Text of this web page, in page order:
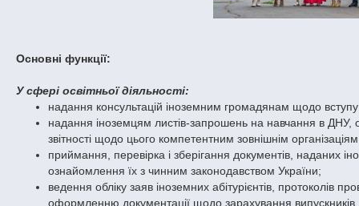
Основні функції:
У сфері освітньої діяльності:
надання консультацій іноземним громадянам щодо
надання іноземцям листів-запрошень на навчання в ДНУ,
звітності щодо цього компетентним зовнішнім
приймання, перевірка і зберігання документів, наданих
ознайомлення їх з чинним законодавством України;
ведення обліку заяв іноземних абітурієнтів, протоколів
оформленню документації щодо зарахування випускників